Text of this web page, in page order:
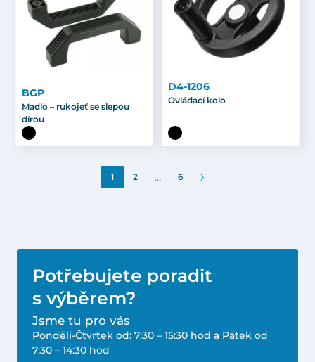
BGP
Madlo – rukojeť se slepou
dírou
D4-1206
Ovládací kolo
1 2 … 6
Potřebujete poradit
s výběrem?
Jsme tu pro vás
Pondělí-Čtvrtek od: 7:30 – 15:30 hod a Pátek od
7:30 – 14:30 hod